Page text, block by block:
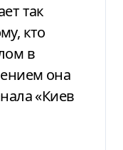
так
кто
в
она
«Киев